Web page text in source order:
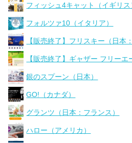
フィッシュ4キャット（イギリス
フォルツァ10（イタリア）
【販売終了】フリスキー（日本
【販売終了】ギャザー フリーエ
銀のスプーン（日本）
GO!（カナダ）
グランツ（日本：フランス）
ハロー（アメリカ）